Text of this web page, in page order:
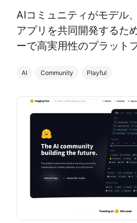
AIコミュニティがモデル
アプリを共同開発するた
ーで高実用性のプラット
AI Community Playful